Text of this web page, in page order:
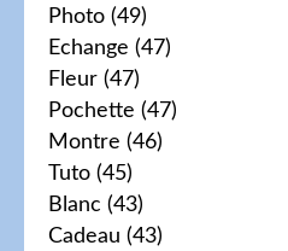
Photo (49)
Echange (47)
Fleur (47)
Pochette (47)
Montre (46)
Tuto (45)
Blanc (43)
Cadeau (43)